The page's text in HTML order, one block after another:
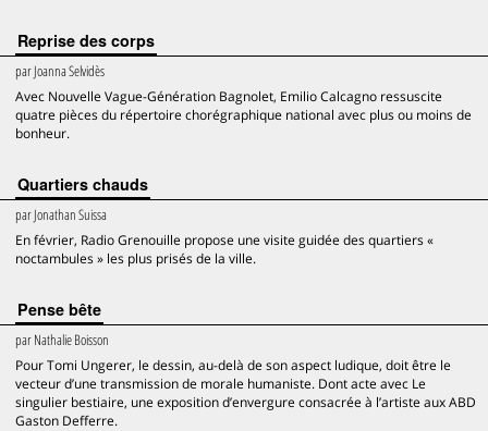
Reprise des corps
parJoanna Selvidès
Avec Nouvelle Vague-Génération Bagnolet, Emilio Calcagno ressuscite
quatre pièces du répertoire chorégraphique national avec plus ou moins de
bonheur.
Quartiers chauds
parJonathan Suissa
En février, Radio Grenouille propose une visite guidée des quartiers «
noctambules » les plus prisés de la ville.
Pense bête
parNathalie Boisson
Pour Tomi Ungerer, le dessin, au-delà de son aspect ludique, doit être le
vecteur d’une transmission de morale humaniste. Dont acte avec Le
singulier bestiaire, une exposition d’envergure consacrée à l’artiste aux ABD
Gaston Defferre.